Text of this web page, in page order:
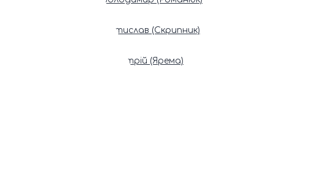
Патріарх Мстислав (Скрипник)
Патріарх Димитрій (Ярема)